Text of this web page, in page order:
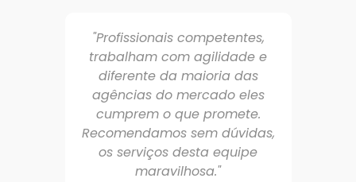
"Profissionais competentes,
trabalham com agilidade e
diferente da maioria das
agências do mercado eles
cumprem o que promete.
Recomendamos sem dúvidas,
os serviços desta equipe
maravilhosa."